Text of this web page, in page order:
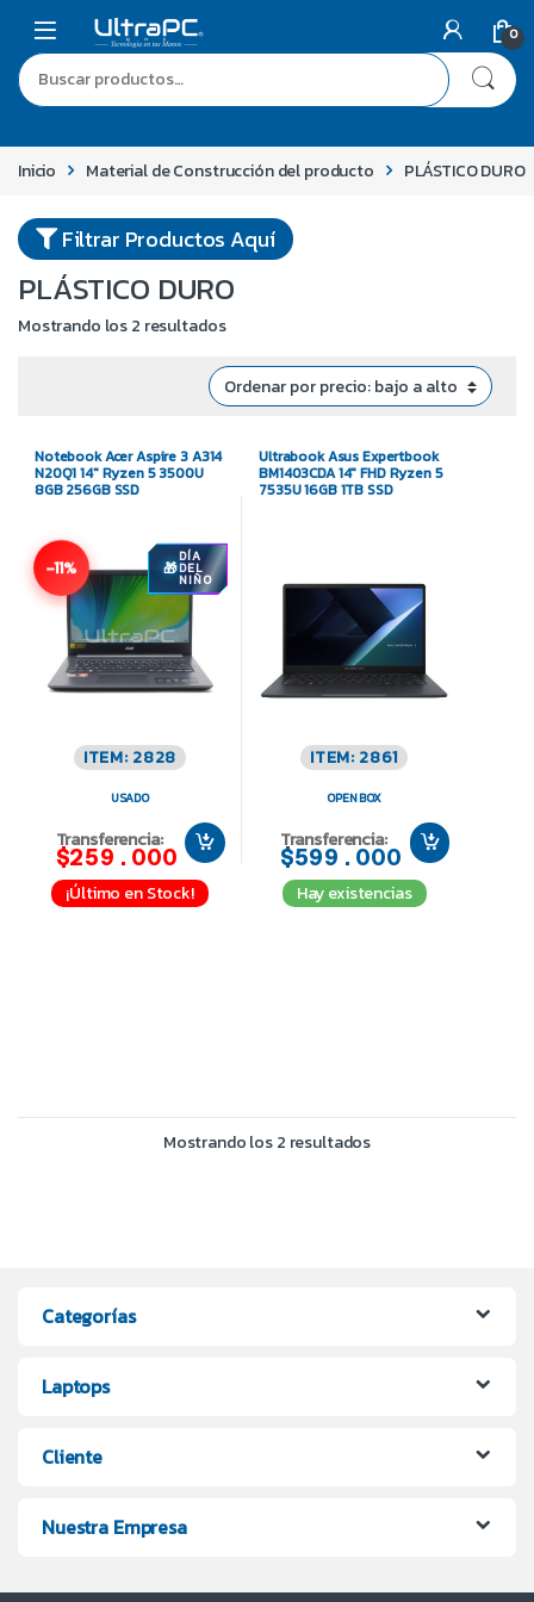
0
Inicio Material de Construcción del producto PLÁSTICO DURO
Filtrar Productos Aquí
PLÁSTICO DURO
Mostrando los 2 resultados
Notebook Acer Aspire 3 A314
N20Q1 14″ Ryzen 5 3500U
8GB 256GB SSD
-11% DÍA
DEL
NIÑO
ITEM: 2828
USADO
Transferencia:
$259.000
¡Último en Stock!
Ultrabook Asus Expertbook
BM1403CDA 14″ FHD Ryzen 5
7535U 16GB 1TB SSD
ITEM: 2861
OPEN BOX
Transferencia:
$599.000
Hay existencias
Mostrando los 2 resultados
Categorías
Laptops
Cliente
Nuestra Empresa